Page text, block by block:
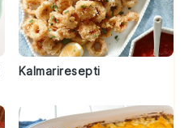
Kalmariresepti